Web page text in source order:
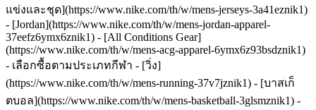
แข่งและชุด](https://www.nike.com/th/w/mens-jerseys-3a41eznik1)
- [Jordan](https://www.nike.com/th/w/mens-jordan-apparel-
37eefz6ymx6znik1) - [All Conditions Gear]
(https://www.nike.com/th/w/mens-acg-apparel-6ymx6z93bsdznik1)
- เลือกซื้อตามประเภทกีฬา - [วิ่ง]
(https://www.nike.com/th/w/mens-running-37v7jznik1) - [บาสเก็
ตบอล](https://www.nike.com/th/w/mens-basketball-3glsmznik1) -